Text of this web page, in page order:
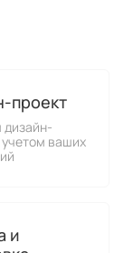
проект
учетом ваших
и